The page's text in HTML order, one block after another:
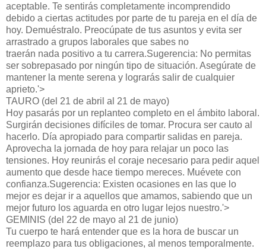
aceptable. Te sentirás completamente incomprendido
debido a ciertas actitudes por parte de tu pareja en el día de
hoy. Demuéstralo. Preocúpate de tus asuntos y evita ser
arrastrado a grupos laborales que sabes no
traerán nada positivo a tu carrera.Sugerencia: No permitas
ser sobrepasado por ningún tipo de situación. Asegúrate de
mantener la mente serena y lograrás salir de cualquier
aprieto.'>
TAURO (del 21 de abril al 21 de mayo)
Hoy pasarás por un replanteo completo en el ámbito laboral.
Surgirán decisiones difíciles de tomar. Procura ser cauto al
hacerlo. Día apropiado para compartir salidas en pareja.
Aprovecha la jornada de hoy para relajar un poco las
tensiones. Hoy reunirás el coraje necesario para pedir aquel
aumento que desde hace tiempo mereces. Muévete con
confianza.Sugerencia: Existen ocasiones en las que lo
mejor es dejar ir a aquellos que amamos, sabiendo que un
mejor futuro los aguarda en otro lugar lejos nuestro.'>
GEMINIS (del 22 de mayo al 21 de junio)
Tu cuerpo te hará entender que es la hora de buscar un
reemplazo para tus obligaciones, al menos temporalmente.